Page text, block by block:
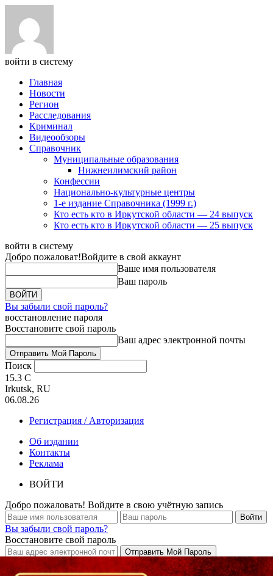
войти в систему
Главная
Новости
Регион
Расследования
Криминал
Видеообзоры
Справочник
Муниципальные образования
Нижнеилимский район
Конфессии
Национально-культурные центры
1-е издание Справочника (1999 г.)
Кто есть кто в Иркутской области — 24 выпуск
Кто есть кто в Иркутской области — 25 выпуск
войти в систему
Добро пожаловат!Войдите в свой аккаунт
Ваше имя пользователя
Ваш пароль
Вы забыли свой пароль?
восстановление пароля
Восстановите свой пароль
Ваш адрес электронной почты
Поиск
15.3 C
Irkutsk, RU
06.08.26
Регистрация / Авторизация
Об издании
Контакты
Реклама
ВОЙТИ
Добро пожаловать! Войдите в свою учётную запись
Вы забыли свой пароль?
Восстановите свой пароль
Кто есть кто в Байкальском регионе